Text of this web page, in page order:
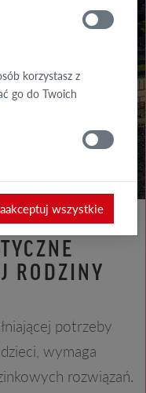
RODZINY
potrzeby
wymaga
rozwiązań.
korzystasz z
go do Twoich
wszystkie